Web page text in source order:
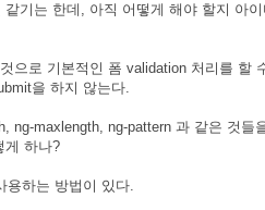
기는 한데, 아직 어떻게 해야 할지 아
으로 기본적인 폼 validation 처리를 할
을 하지 않는다.
ng-maxlength, ng-pattern 과 같은 것
게 하나?
용하는 방법이 있다.